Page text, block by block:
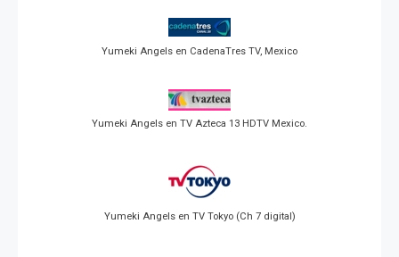
Yumeki Angels en CadenaTres TV, Mexico
Yumeki Angels en TV Azteca 13 HDTV Mexico.
Yumeki Angels en TV Tokyo (Ch 7 digital)